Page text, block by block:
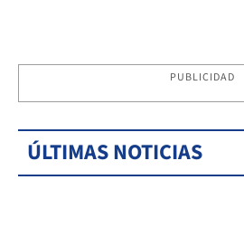
PUBLICIDAD
ÚLTIMAS NOTICIAS